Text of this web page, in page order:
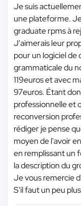
Je suis
une plateforme.
graduate rpms à
J'aimerais leur
pour un logiciel
grammaticale du
119euros et avec
97euros. Étant
professionnelle et
reconversion
rédiger je pense
moyen de l'avoir
en remplissant un
la description du
Je vous remercie
S'il faut un peu